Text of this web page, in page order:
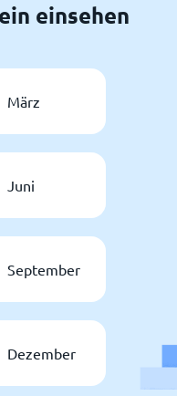
einsehen
März
Juni
September
Dezember